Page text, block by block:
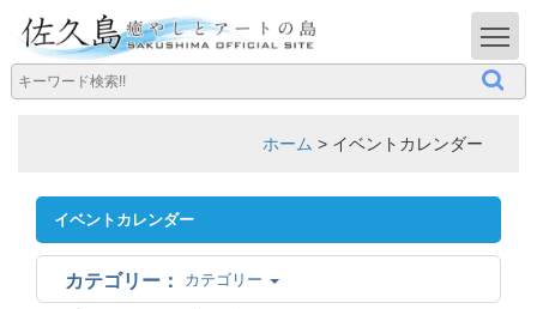
ホーム > イベントカレンダー
イベントカレンダー
カテゴリー